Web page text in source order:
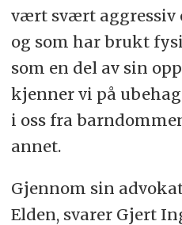
vært svært aggressiv
og som har brukt
som en del av sin
kjenner vi på
i oss fra
annet.
Gjennom sin
Elden, svarer Gjert